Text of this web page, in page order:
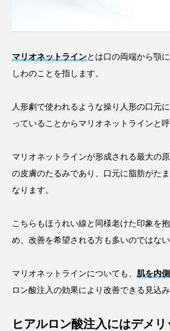
マリオネットラインとは口の両端から顎
しわのことを指します。
人形劇で使われるような操り人形の口元
っていることからマリオネットラインと
マリオネットラインが形成される最大の
の皮膚のたるみであり、口元に脂肪がた
なります。
こちらもほうれい線と同様老けた印象を
め、改善を希望される方も多いのではない
マリオネットラインについても、 肌を内
ロン酸注入の効果により改善できる見込み
ヒアルロン酸注入にはデメ